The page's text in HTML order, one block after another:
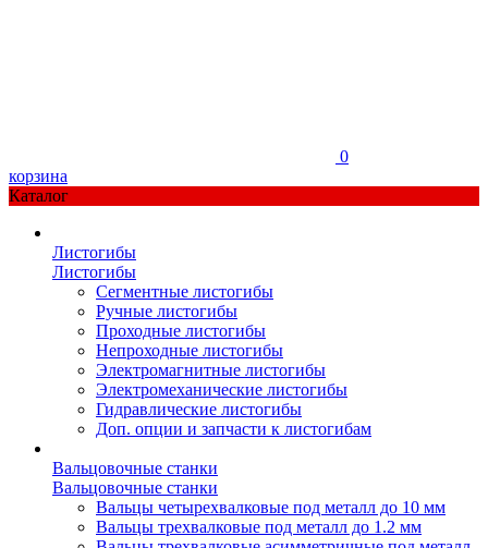
0
корзина
Каталог
Листогибы
Листогибы
Сегментные листогибы
Ручные листогибы
Проходные листогибы
Непроходные листогибы
Электромагнитные листогибы
Электромеханические листогибы
Гидравлические листогибы
Доп. опции и запчасти к листогибам
Вальцовочные станки
Вальцовочные станки
Вальцы четырехвалковые под металл до 10 мм
Вальцы трехвалковые под металл до 1.2 мм